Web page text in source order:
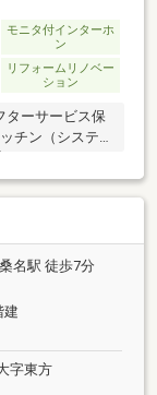
モニタ付インターホ
ン
リフォームリノベー
ション
ターサービス保
チン（システ
ユニットバ
ワー付洗面化粧
座付トイレ）〇
ン付）〇エア
建具 床：フロ
洋室、廊下）
） 壁天井：ク
名駅 徒歩7分
建
字東方